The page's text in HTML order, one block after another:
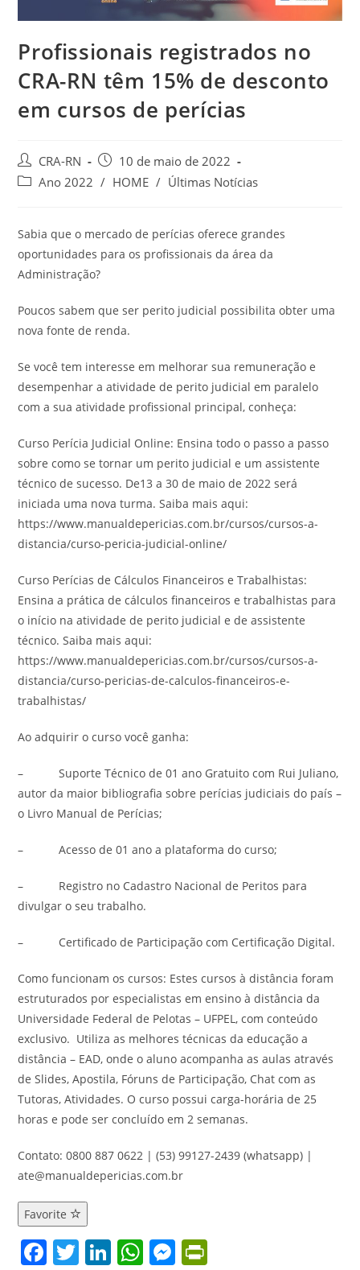
Profissionais registrados no
CRA-RN têm 15% de desconto
em cursos de perícias
Autor
do
CRA-RN
Post
publicado:
10 de maio de 2022
Categoria
Ano 2022 / HOME / Últimas Notícias
Sabia que o mercado de perícias oferece grandes
oportunidades para os profissionais da área da
Administração?
Poucos sabem que ser perito judicial possibilita obter uma
nova fonte de renda.
Se você tem interesse em melhorar sua remuneração e
desempenhar a atividade de perito judicial em paralelo
com a sua atividade profissional principal, conheça:
Curso Perícia Judicial Online: Ensina todo o passo a passo
sobre como se tornar um perito judicial e um assistente
técnico de sucesso. De13 a 30 de maio de 2022 será
iniciada uma nova turma. Saiba mais aqui:
https://www.manualdepericias.com.br/cursos/cursos-a-
distancia/curso-pericia-judicial-online/
Curso Perícias de Cálculos Financeiros e Trabalhistas:
Ensina a prática de cálculos financeiros e trabalhistas para
o início na atividade de perito judicial e de assistente
técnico. Saiba mais aqui:
https://www.manualdepericias.com.br/cursos/cursos-a-
distancia/curso-pericias-de-calculos-financeiros-e-
trabalhistas/
Ao adquirir o curso você ganha:
– Suporte Técnico de 01 ano Gratuito com Rui Juliano,
autor da maior bibliografia sobre perícias judiciais do país –
o Livro Manual de Perícias;
– Acesso de 01 ano a plataforma do curso;
– Registro no Cadastro Nacional de Peritos para
divulgar o seu trabalho.
– Certificado de Participação com Certificação Digital.
Como funcionam os cursos: Estes cursos à distância foram
estruturados por especialistas em ensino à distância da
Universidade Federal de Pelotas – UFPEL, com conteúdo
exclusivo. Utiliza as melhores técnicas da educação a
distância – EAD, onde o aluno acompanha as aulas através
de Slides, Apostila, Fóruns de Participação, Chat com as
Tutoras, Atividades. O curso possui carga-horária de 25
horas e pode ser concluído em 2 semanas.
Contato: 0800 887 0622 | (53) 99127-2439 (whatsapp) |
ate@manualdepericias.com.br
Favorite
F T Li W M